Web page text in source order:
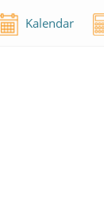
Kalendar